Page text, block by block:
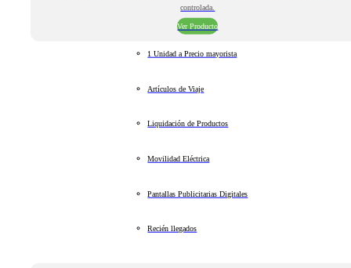
controlada.
Ver Producto
1 Unidad a Precio mayorista
Artículos de Viaje
Liquidación de Productos
Movilidad Eléctrica
Pantallas Publicitarias Digitales
Recién llegados